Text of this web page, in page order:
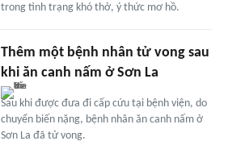
trong tình trạng khó thở, ý thức mơ hồ.
Thêm một bệnh nhân tử vong sau
khi ăn canh nấm ở Sơn La
Sau khi được đưa đi cấp cứu tại bệnh viện, do
chuyển biến nặng, bệnh nhân ăn canh nấm ở
Sơn La đã tử vong.